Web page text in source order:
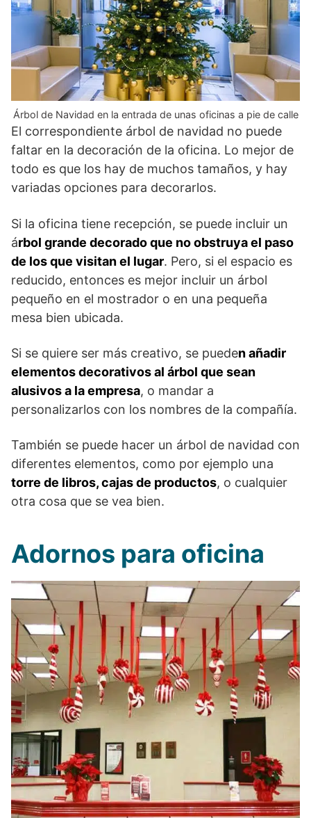
Árbol de Navidad en la entrada de unas oficinas a pie de calle
El correspondiente árbol de navidad no puede
faltar en la decoración de la oficina. Lo mejor de
todo es que los hay de muchos tamaños, y hay
variadas opciones para decorarlos.
Si la oficina tiene recepción, se puede incluir un
árbol grande decorado que no obstruya el paso
de los que visitan el lugar. Pero, si el espacio es
reducido, entonces es mejor incluir un árbol
pequeño en el mostrador o en una pequeña
mesa bien ubicada.
Si se quiere ser más creativo, se pueden añadir
elementos decorativos al árbol que sean
alusivos a la empresa, o mandar a
personalizarlos con los nombres de la compañía.
También se puede hacer un árbol de navidad con
diferentes elementos, como por ejemplo una
torre de libros, cajas de productos, o cualquier
otra cosa que se vea bien.
Adornos para oficina